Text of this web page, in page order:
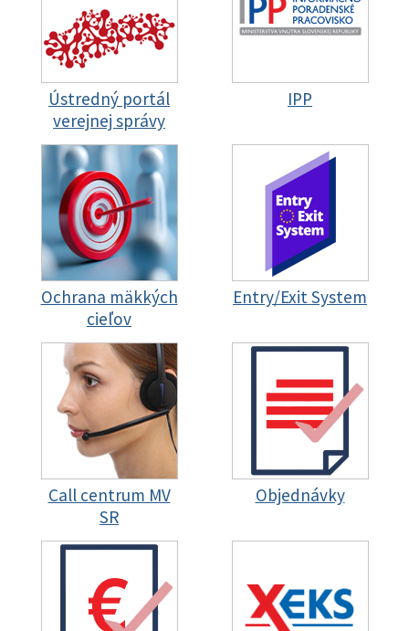
Ústredný portál
verejnej správy
IPP
Ochrana mäkkých
cieľov
Entry/Exit System
Call centrum MV
SR
Objednávky